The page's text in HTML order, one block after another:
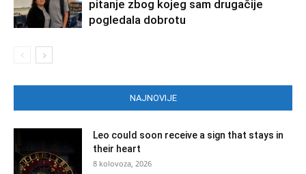
pitanje zbog kojeg sam drugačije
pogledala dobrotu
NAJNOVIJE
Leo could soon receive a sign that stays in
their heart
8 kolovoza, 2026